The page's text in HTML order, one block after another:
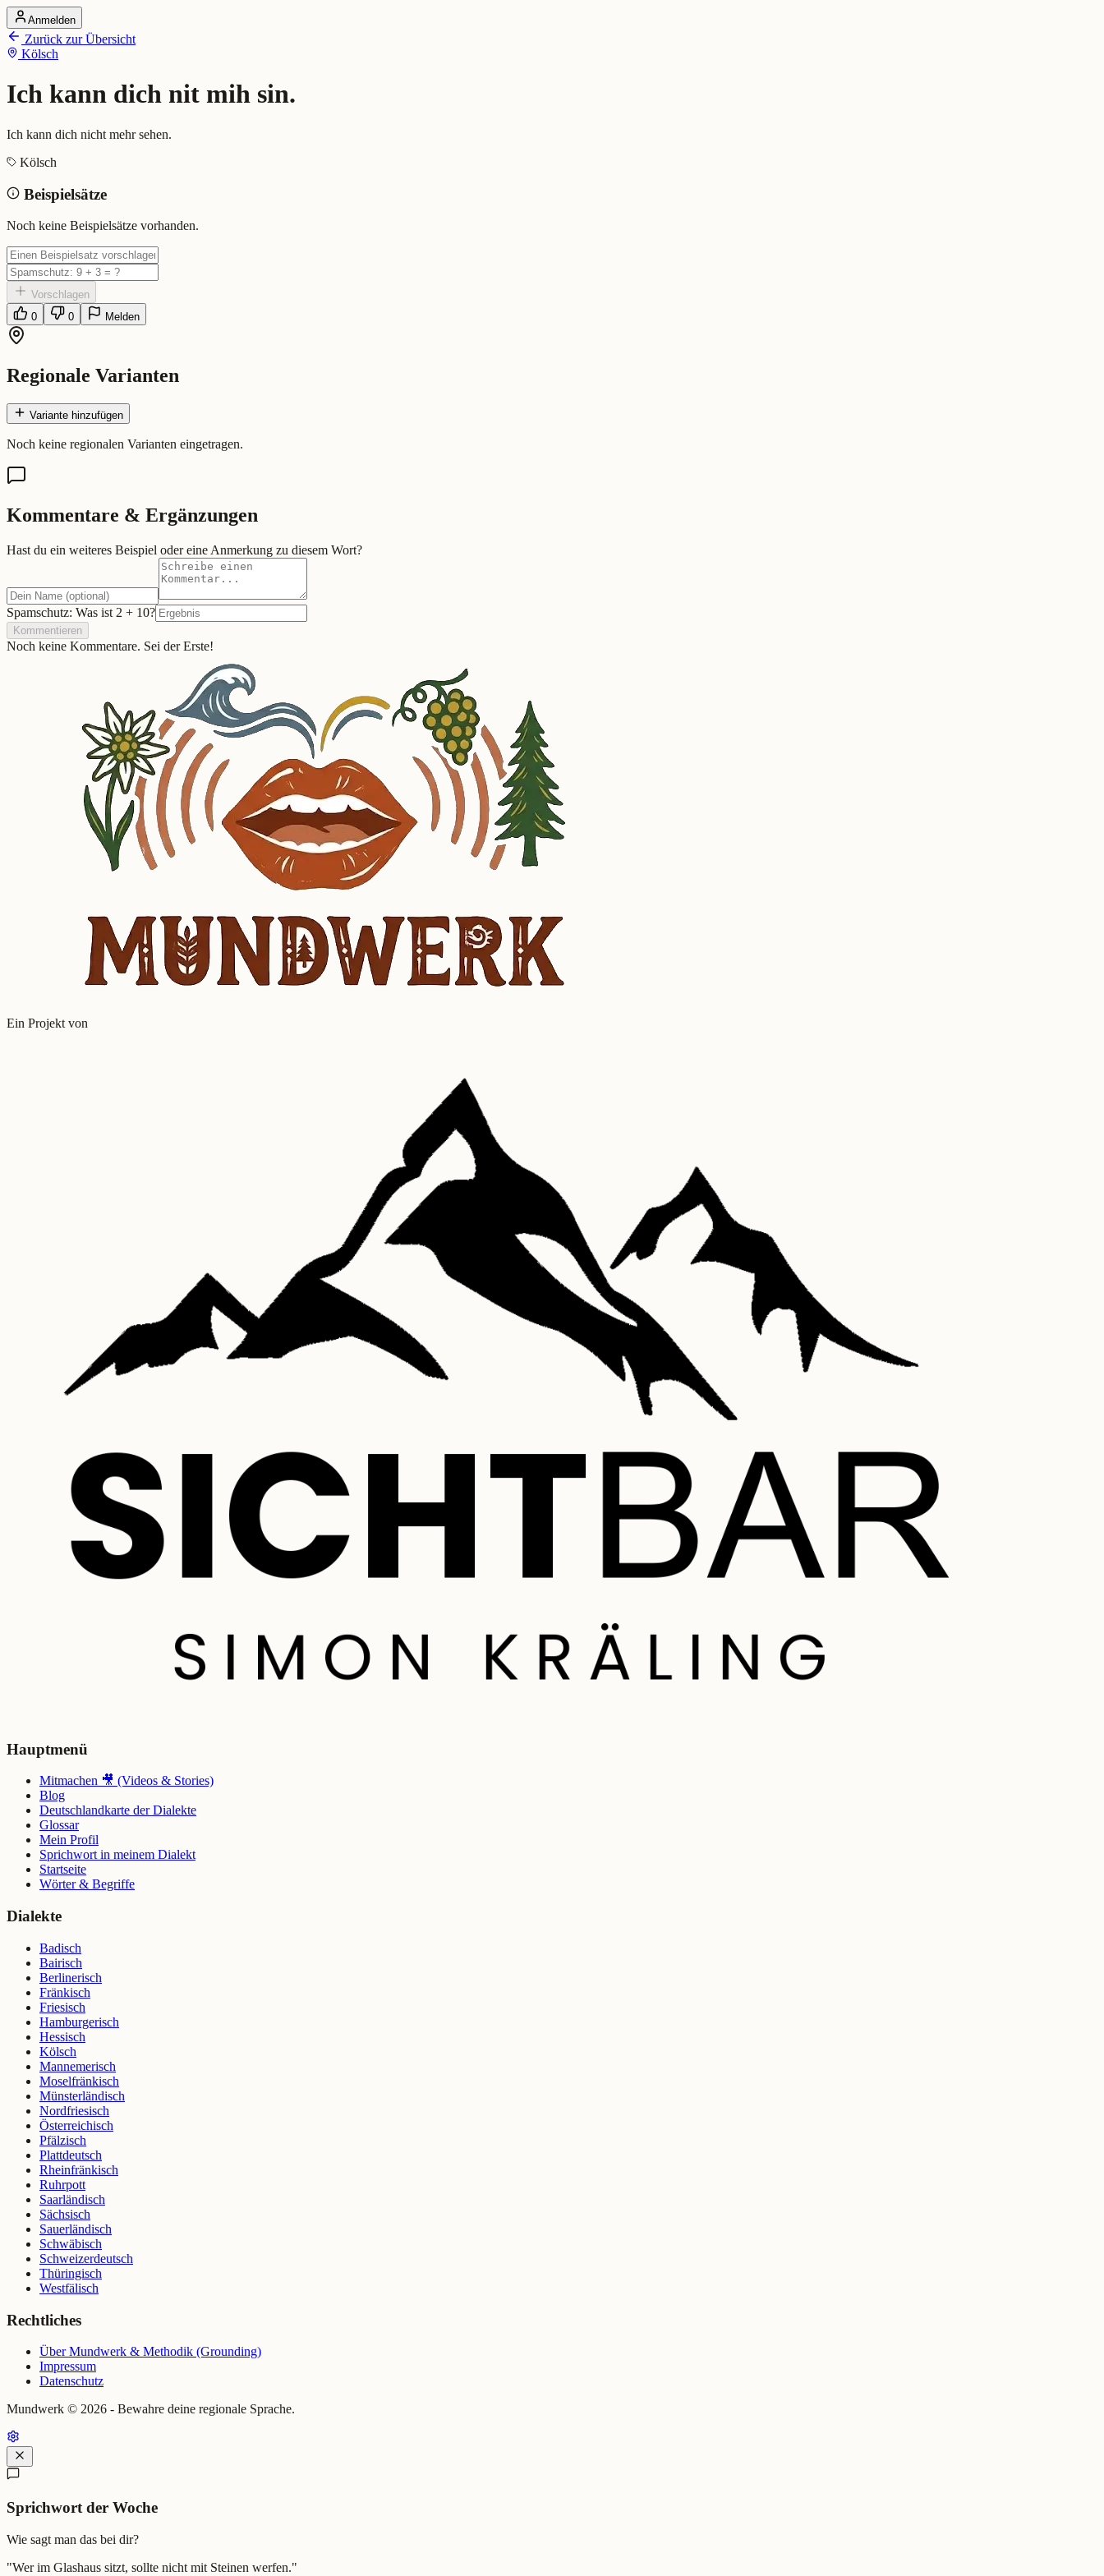
Startseite
Alle Dialekte
Dialekte vergleichen
Dialekt-Karte
Ranking
Ich kann dich nit mih sin. (Kölsch)
Bedeutung: Ich kann dich nicht mehr sehen.
Beispiel:Komm mer nit su, ich kann dich nit mih sin.
Eingereicht von: Mundwerk Team
Anmelden
Zurück zur Übersicht
Kölsch
Ich kann dich nit mih sin.
Ich kann dich nicht mehr sehen.
Kölsch
Beispielsätze
Noch keine Beispielsätze vorhanden.
Vorschlagen
0
0 Melden
Regionale Varianten
Variante hinzufügen
Noch keine regionalen Varianten eingetragen.
Kommentare & Ergänzungen
Hast du ein weiteres Beispiel oder eine Anmerkung zu diesem Wort?
Spamschutz: Was ist 2 + 10?
Kommentieren
Noch keine Kommentare. Sei der Erste!
Ein Projekt von
Hauptmenü
Mitmachen 🎥 (Videos & Stories)
Blog
Deutschlandkarte der Dialekte
Glossar
Mein Profil
Sprichwort in meinem Dialekt
Startseite
Wörter & Begriffe
Dialekte
Badisch
Bairisch
Berlinerisch
Fränkisch
Friesisch
Hamburgerisch
Hessisch
Kölsch
Mannemerisch
Moselfränkisch
Münsterländisch
Nordfriesisch
Österreichisch
Pfälzisch
Plattdeutsch
Rheinfränkisch
Ruhrpott
Saarländisch
Sächsisch
Sauerländisch
Schwäbisch
Schweizerdeutsch
Thüringisch
Westfälisch
Rechtliches
Über Mundwerk & Methodik (Grounding)
Impressum
Datenschutz
Mundwerk © 2026 - Bewahre deine regionale Sprache.
Sprichwort der Woche
Wie sagt man das bei dir?
"Wer im Glashaus sitzt, sollte nicht mit Steinen werfen."